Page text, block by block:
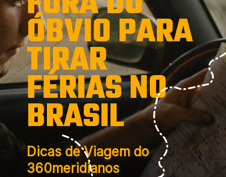
ÓBVIO PARA
TIRAR
FÉRIAS NO
BRASIL
Dicas de Viagem do
360meridianos